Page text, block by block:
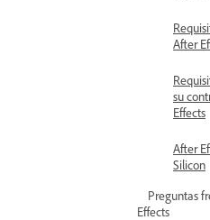
After
su
Effects
After
Silicon
Preguntas
Effects